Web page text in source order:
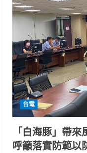
台電
「白海豚」帶
呼籲落實防範以